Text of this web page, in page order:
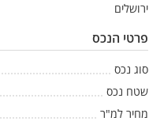
ירושלים
פרטי הנכס
סוג נכס
שטח נכס
מחיר למ"ר